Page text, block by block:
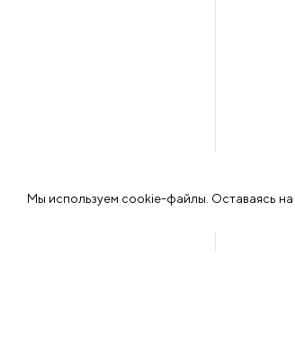
Мы используем cookie-файлы. Оставаясь на